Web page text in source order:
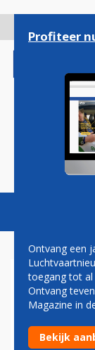
gaan
Magazine
SLAG
Profiteer
Ontvang een
toegang tot al
Ontvang
Magazine in
Bekijk